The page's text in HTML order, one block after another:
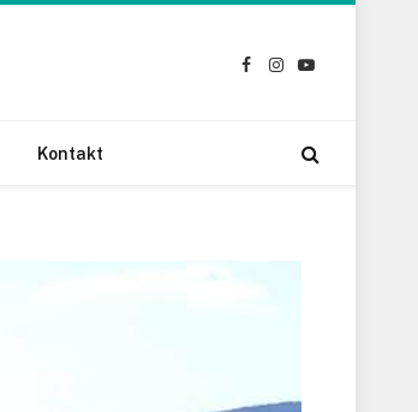
Facebook
Instagram
YouTube
Kontakt